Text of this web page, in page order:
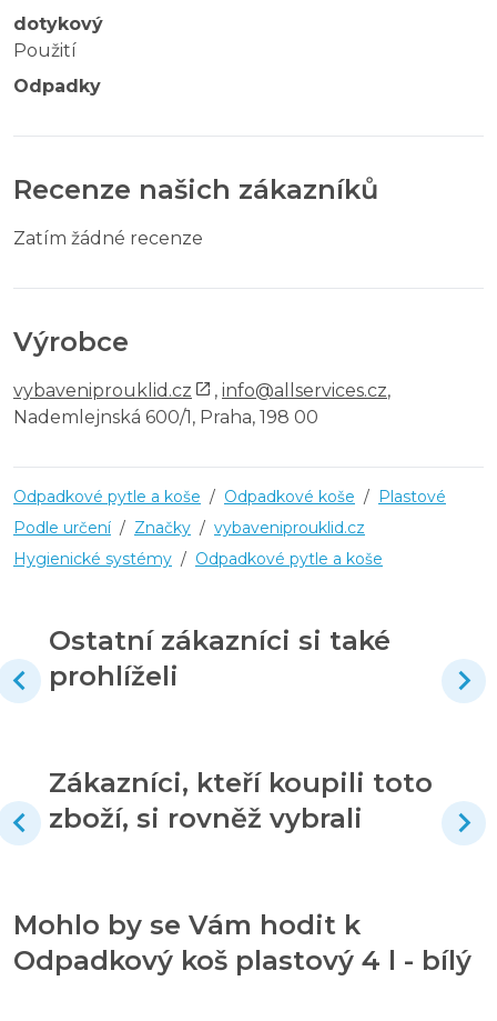
dotykový
Použití
Odpadky
Recenze našich zákazníků
Zatím žádné recenze
Výrobce
vybaveniprouklid.cz , info@allservices.cz,
Nademlejnská 600/1, Praha, 198 00
Odpadkové pytle a koše / Odpadkové koše / Plastové
Podle určení / Značky / vybaveniprouklid.cz
Hygienické systémy / Odpadkové pytle a koše
Ostatní zákazníci si také
prohlíželi
Zákazníci, kteří koupili toto
zboží, si rovněž vybrali
Mohlo by se Vám hodit k
Odpadkový koš plastový 4 l - bílý